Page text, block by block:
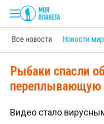
Все новости Новости
Рыбаки спасли
переплывающую
Видео стало